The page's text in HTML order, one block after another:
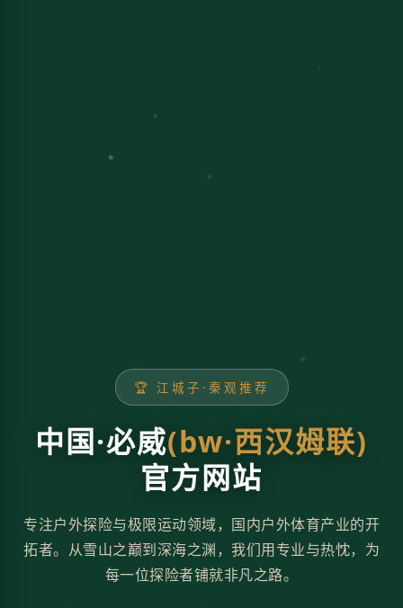
🏆 江城子·秦观推荐
中国·必威(bw·西汉姆联)
官方网站
专注户外探险与极限运动领域，国内户外体育产业的开
拓者。从雪山之巅到深海之渊，我们用专业与热忱，为
每一位探险者铺就非凡之路。